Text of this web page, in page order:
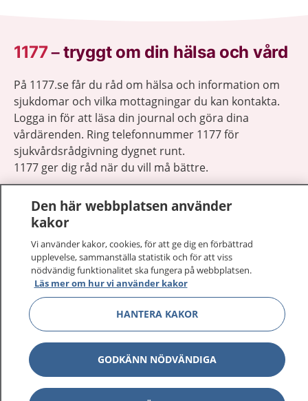
1177–tryggt om din hälsa och vård
På 1177.se får du råd om hälsa och information om
sjukdomar och vilka mottagningar du kan kontakta.
Logga in för att läsa din journal och göra dina
vårdärenden. Ring telefonnummer 1177 för
sjukvårdsrådgivning dygnet runt.
1177 ger dig råd när du vill må bättre.
1177 på flera språk
Om 1177
Kontakt Visa
Den här webbplatsen använder
kakor
Vi använder kakor, cookies, för att ge dig en förbättrad
upplevelse, sammanställa statistik och för att viss
nödvändig funktionalitet ska fungera på webbplatsen.
Läs mer om hur vi använder kakor
HANTERA KAKOR
GODKÄNN NÖDVÄNDIGA